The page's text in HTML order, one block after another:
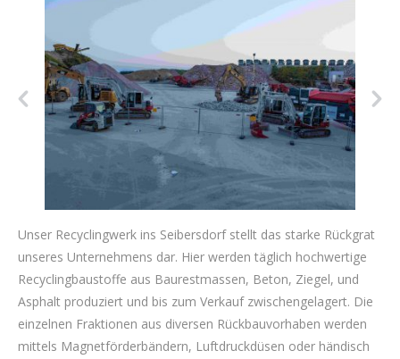
Unser Recyclingwerk ins Seibersdorf stellt das starke Rückgrat
unseres Unternehmens dar. Hier werden täglich hochwertige
Recyclingbaustoffe aus Baurestmassen, Beton, Ziegel, und
Asphalt produziert und bis zum Verkauf zwischengelagert. Die
einzelnen Fraktionen aus diversen Rückbauvorhaben werden
mittels Magnetförderbändern, Luftdruckdüsen oder händisch